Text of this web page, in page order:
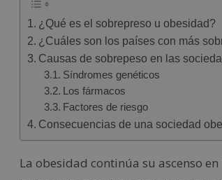
¿Qué es el sobrepreso u obesidad?
¿Cuáles son los países con más
Causas de sobrepeso en las
Síndromes genéticos
Los fármacos
Factores de riesgo
Consecuencias de una sociedad
La obesidad continúa su ascenso